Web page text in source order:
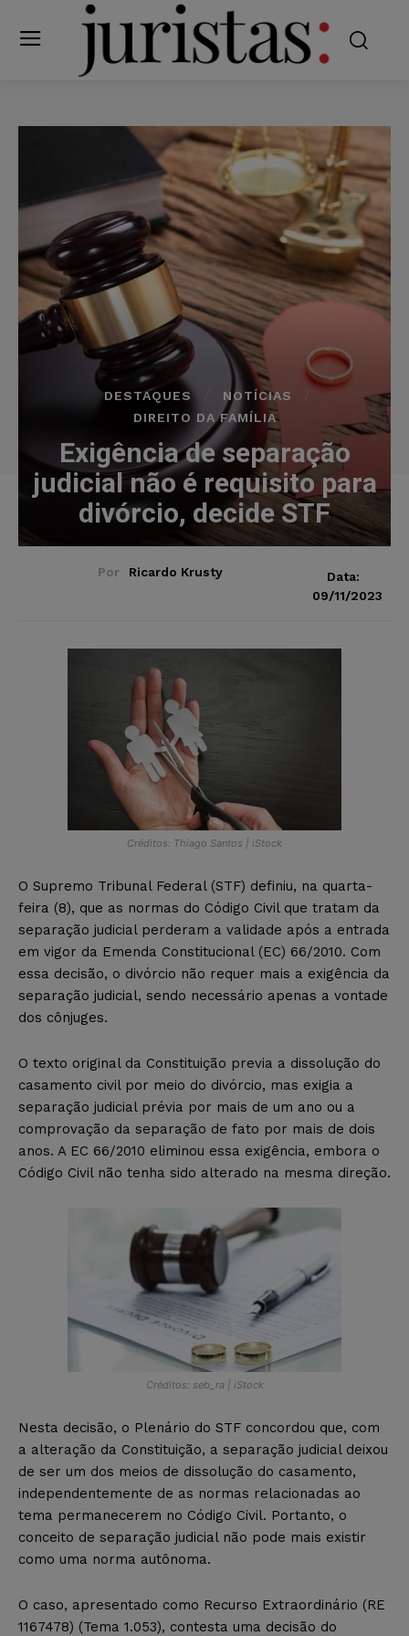
DESTAQUES
NOTÍCIAS
DIREITO DA FAMÍLIA
Exigência de separação
judicial não é requisito para
divórcio, decide STF
Por Ricardo Krusty
Data:
09/11/2023
Créditos: Thiago Santos | iStock
O Supremo Tribunal Federal (STF) definiu, na quarta-
feira (8), que as normas do Código Civil que tratam da
separação judicial perderam a validade após a entrada
em vigor da Emenda Constitucional (EC) 66/2010. Com
essa decisão, o divórcio não requer mais a exigência da
separação judicial, sendo necessário apenas a vontade
dos cônjuges.
O texto original da Constituição previa a dissolução do
casamento civil por meio do divórcio, mas exigia a
separação judicial prévia por mais de um ano ou a
comprovação da separação de fato por mais de dois
anos. A EC 66/2010 eliminou essa exigência, embora o
Código Civil não tenha sido alterado na mesma direção.
Créditos: seb_ra | iStock
Nesta decisão, o Plenário do STF concordou que, com
a alteração da Constituição, a separação judicial deixou
de ser um dos meios de dissolução do casamento,
independentemente de as normas relacionadas ao
tema permanecerem no Código Civil. Portanto, o
conceito de separação judicial não pode mais existir
como uma norma autônoma.
O caso, apresentado como Recurso Extraordinário (RE
1167478) (Tema 1.053), contesta uma decisão do